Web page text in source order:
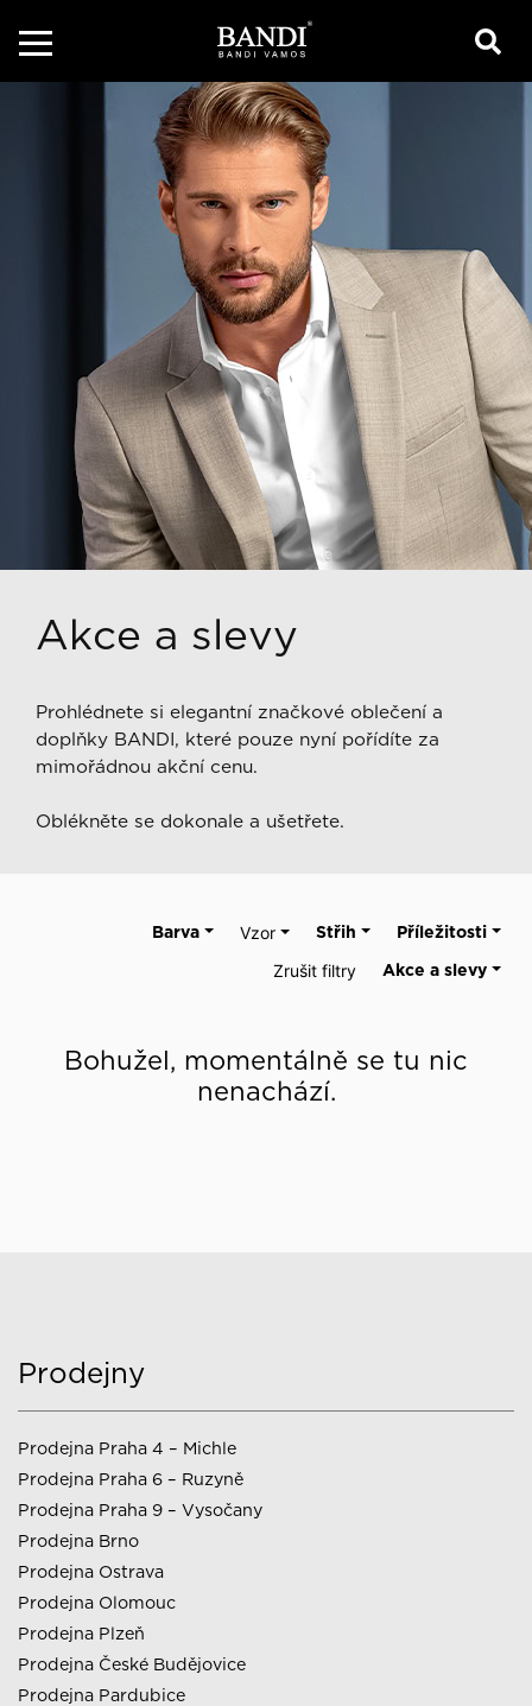
Akce a slevy
Prohlédnete si elegantní značkové oblečení a
doplňky BANDI, které pouze nyní pořídíte za
mimořádnou akční cenu.
Oblékněte se dokonale a ušetřete.
Příležitosti
Střih
Vzor
Barva
Akce a slevy
Zrušit filtry
Bohužel, momentálně se tu nic
nenachází.
Prodejny
Prodejna Praha 4 – Michle
Prodejna Praha 6 – Ruzyně
Prodejna Praha 9 – Vysočany
Prodejna Brno
Prodejna Ostrava
Prodejna Olomouc
Prodejna Plzeň
Prodejna České Budějovice
Prodejna Pardubice